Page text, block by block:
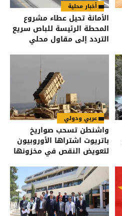
أخبار محلية
الأمانة تحيل عطاء مشروع
المحطة الرئيسة للباص سريع
التردد إلى مقاول محلي
عربي ودولي
واشنطن تسحب صواريخ
باتريوت اشتراها الأوروبيون
لتعويض النقص في مخزونها